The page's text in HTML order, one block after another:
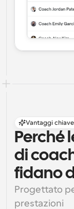
Vantaggi chiave
Perché
di
fidano
Progettato
prestazioni